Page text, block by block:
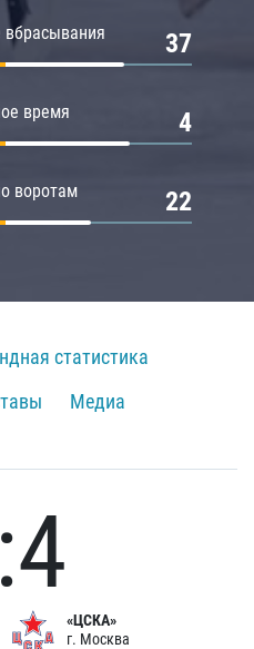
37
время 4
воротам 22
статистика
Медиа
«ЦСКА»
г. Москва